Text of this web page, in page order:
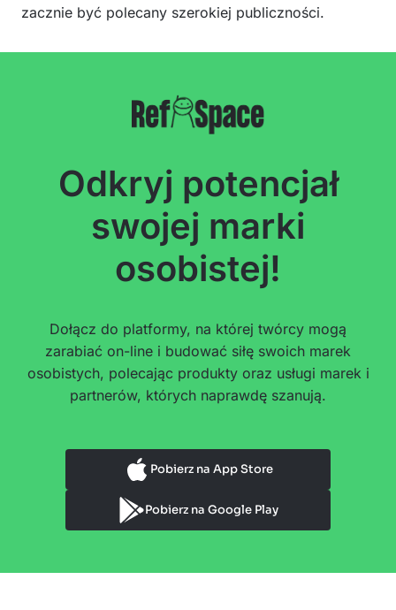
zacznie być polecany szerokiej publiczności.
Odkryj potencjał
swojej marki
osobistej!
Dołącz do platformy, na której twórcy mogą
zarabiać on-line i budować siłę swoich marek
osobistych, polecając produkty oraz usługi marek i
partnerów, których naprawdę szanują.
Pobierz na App Store
Pobierz na Google Play